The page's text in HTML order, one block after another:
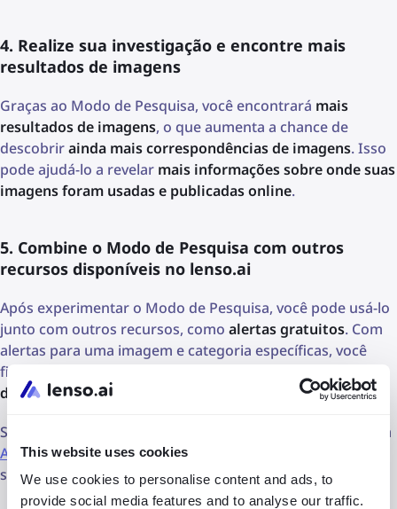
This website uses cookies
We use cookies to personalise content and ads, to
provide social media features and to analyse our traffic.
4. Realize sua investigação e encontre mais
resultados de imagens
Graças ao Modo de Pesquisa, você encontrará mais
resultados de imagens, o que aumenta a chance de
descobrirainda mais correspondências de imagens. Isso
pode ajudá-lo a revelar mais informações sobre onde suas
imagens foram usadas e publicadas online.
5. Combine o Modo de Pesquisa com outros
recursos disponíveis no lenso.ai
Após experimentar o Modo de Pesquisa, você pode usá-lo
junto com outros recursos, como alertas gratuitos. Com
alertas para uma imagem e categoria específicas, você
ficará
de imagem que apareça online
Se você tiver seu próprio sistema, poderá integrá-lo com a
API de pesquisa de imagens do lenso
solicitações diretamente a partir do seu sistema.